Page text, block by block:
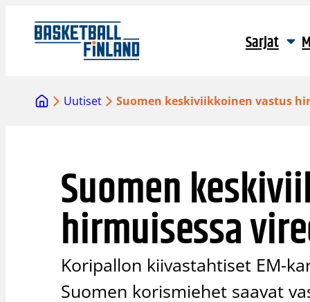
sisältöön
Sarjat
Uutiset Suomen keskiviikkoinen vastus
Suomen
hirmuisessa
Koripallon kiivastahtiset EM-
Suomen korismiehet saavat